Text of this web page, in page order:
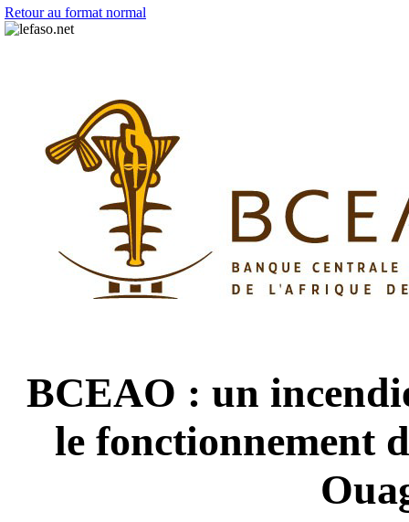
Retour au format normal
BCEAO : un
le fonctionnement